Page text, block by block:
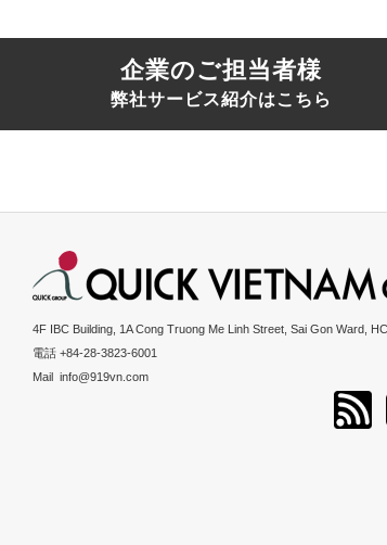
企業のご担当者様
弊社サービス紹介はこちら
4F IBC Building, 1A Cong Truong Me Linh Street, Sai Gon Ward,
電話 +84-28-3823-6001
Mail info@919vn.com